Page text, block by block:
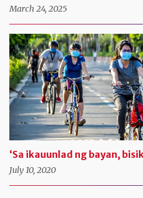
March 24, 2025
‘Sa ikauunlad ng bayan,
July 10, 2020